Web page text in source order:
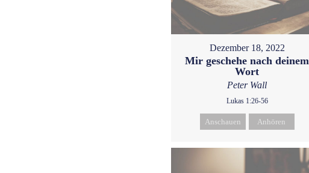
Dezember 18, 2022
Mir geschehe nach deinem
Wort
Peter Wall
Lukas 1:26-56
Anschauen Anhören